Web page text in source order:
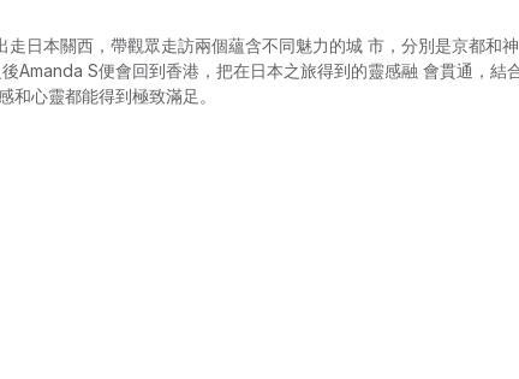
日本關西，帶觀眾走訪兩個蘊含不同魅力的城 市，分別是京都和神
Amanda S便會回到香港，把在日本之旅得到的靈感融 會貫通，結
心靈都能得到極致滿足。